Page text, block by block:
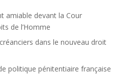
amiable devant la Cour
de l’Homme
dans le nouveau droit
politique pénitentiaire française